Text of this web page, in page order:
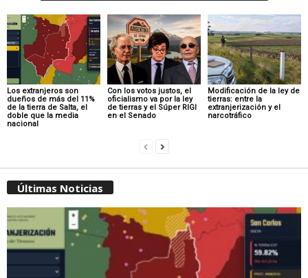
Los extranjeros son
dueños de más del 11%
de la tierra de Salta, el
doble que la media
nacional
Con los votos justos, el
oficialismo va por la ley
de tierras y el Súper RIGI
en el Senado
Modificación de la ley de
tierras: entre la
extranjerización y el
narcotráfico
Últimas Noticias